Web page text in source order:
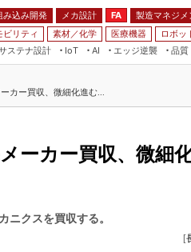
み込み開発 メカ設計 FA 製造マネジメ
ビリティ 素材／化学 医療機器 ロボッ
ステナ設計
IoT
AI
エッジ逆襲 品質
JIMTOF
IIFES
TECHNO-FRONTIER
つながるクルマ
VR／AR
フィールドサービス
組み込み画像技術
FA
モビリティ
カー買収、微細化進む...
ーカー買収、微細
ニクスを買収する。
[